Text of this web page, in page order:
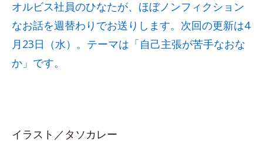
オルビス社員のひなたが、ほぼノンフィクション
なお話を週替わりでお送りします。次回の更新は4
月23日（水）。テーマは「自己主張が苦手なおな
か」です。
イラスト／タソカレー